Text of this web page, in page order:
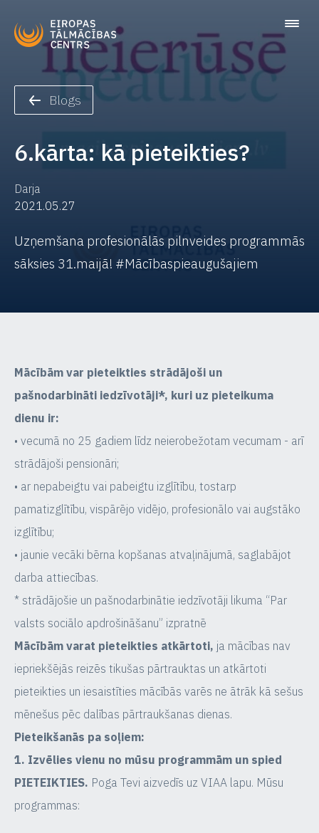
Blogs
6.kārta: kā pieteikties?
Darja
2021.05.27
Uzņemšana profesionālās pilnveides programmās
sāksies 31.maijā! #Mācībaspieaugušajiem
Mācībām var pieteikties strādājoši un
pašnodarbināti iedzīvotāji*, kuri uz pieteikuma
dienu ir:
• vecumā no 25 gadiem līdz neierobežotam vecumam - arī
strādājoši pensionāri;
• ar nepabeigtu vai pabeigtu izglītību, tostarp
pamatizglītību, vispārējo vidējo, profesionālo vai augstāko
izglītību;
• jaunie vecāki bērna kopšanas atvaļinājumā, saglabājot
darba attiecības.
* strādājošie un pašnodarbinātie iedzīvotāji likuma “Par
valsts sociālo apdrošināšanu” izpratnē
Mācībām varat pieteikties atkārtoti, ja mācības nav
iepriekšējās reizēs tikušas pārtrauktas un atkārtoti
pieteikties un iesaistīties mācībās varēs ne ātrāk kā sešus
mēnešus pēc dalības pārtraukšanas dienas.
Pieteikšanās pa soļiem:
1. Izvēlies vienu no mūsu programmām un spied
PIETEIKTIES. Poga Tevi aizvedīs uz VIAA lapu. Mūsu
programmas: